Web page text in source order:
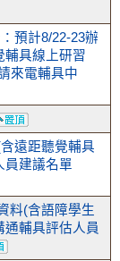
預計8/22-23辦
輔具線上研習
來電輔具中
遠距聽覺輔具
員建議名單
料(含語障學生
通輔具評估人員